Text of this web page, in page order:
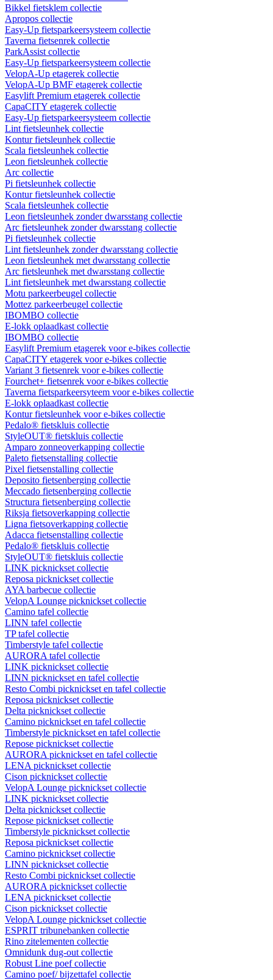
Bikkel fietsklem collectie
Apropos collectie
Easy-Up fietsparkeersysteem collectie
Taverna fietsenrek collectie
ParkAssist collectie
Easy-Up fietsparkeersysteem collectie
VelopA-Up etagerek collectie
VelopA-Up BMF etagerek collectie
Easylift Premium etagerek collectie
CapaCITY etagerek collectie
Easy-Up fietsparkeersysteem collectie
Lint fietsleunhek collectie
Kontur fietsleunhek collectie
Scala fietsleunhek collectie
Leon fietsleunhek collectie
Arc collectie
Pi fietsleunhek collectie
Kontur fietsleunhek collectie
Scala fietsleunhek collectie
Leon fietsleunhek zonder dwarsstang collectie
Arc fietsleunhek zonder dwarsstang collectie
Pi fietsleunhek collectie
Lint fietsleunhek zonder dwarsstang collectie
Leon fietsleunhek met dwarsstang collectie
Arc fietsleunhek met dwarsstang collectie
Lint fietsleunhek met dwarsstang collectie
Motu parkeerbeugel collectie
Mottez parkeerbeugel collectie
IBOMBO collectie
E-lokk oplaadkast collectie
IBOMBO collectie
Easylift Premium etagerek voor e-bikes collectie
CapaCITY etagerek voor e-bikes collectie
Variant 3 fietsenrek voor e-bikes collectie
Fourchet+ fietsenrek voor e-bikes collectie
Taverna fietsparkeersyteem voor e-bikes collectie
E-lokk oplaadkast collectie
Kontur fietsleunhek voor e-bikes collectie
Pedalo® fietskluis collectie
StyleOUT® fietskluis collectie
Amparo zonneoverkapping collectie
Paleto fietsenstalling collectie
Pixel fietsenstalling collectie
Deposito fietsenberging collectie
Meccado fietsenberging collectie
Structura fietsenberging collectie
Riksja fietsoverkapping collectie
Ligna fietsoverkapping collectie
Adacca fietsenstalling collectie
Pedalo® fietskluis collectie
StyleOUT® fietskluis collectie
LINK picknickset collectie
Reposa picknickset collectie
AYA barbecue collectie
VelopA Lounge picknickset collectie
Camino tafel collectie
LINN tafel collectie
TP tafel collectie
Timberstyle tafel collectie
AURORA tafel collectie
LINK picknickset collectie
LINN picknickset en tafel collectie
Resto Combi picknickset en tafel collectie
Reposa picknickset collectie
Delta picknickset collectie
Camino picknickset en tafel collectie
Timberstyle picknickset en tafel collectie
Repose picknickset collectie
AURORA picknickset en tafel collectie
LENA picknickset collectie
Cison picknickset collectie
VelopA Lounge picknickset collectie
LINK picknickset collectie
Delta picknickset collectie
Repose picknickset collectie
Timberstyle picknickset collectie
Reposa picknickset collectie
Camino picknickset collectie
LINN picknickset collectie
Resto Combi picknickset collectie
AURORA picknickset collectie
LENA picknickset collectie
Cison picknickset collectie
VelopA Lounge picknickset collectie
ESPRIT tribunebanken collectie
Rino zitelementen collectie
Omnidunk dug-out collectie
Robust Line poef collectie
Camino poef/ bijzettafel collectie